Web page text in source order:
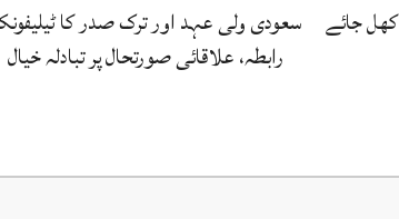
جائے سعودی ولی عہد اور ترک صدر کا
رابطہ، علاقائی صورتحال پر تبادلہ خیال